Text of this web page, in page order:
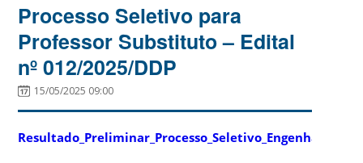
Processo Seletivo para
Professor Substituto – Edital
nº 012/2025/DDP
15/05/2025 09:00